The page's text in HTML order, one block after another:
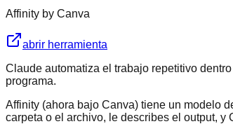
Affinity by Canva
abrir herramienta
Claude automatiza el trabajo repetitivo
programa.
Affinity (ahora bajo Canva) tiene un modelo
carpeta o el archivo, le describes el output,